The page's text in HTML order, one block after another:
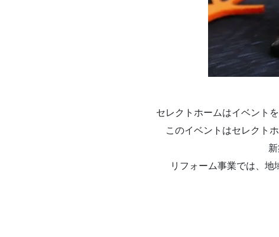
セレクトホームはイベント
このイベントはセレクト
リフォーム事業では、地